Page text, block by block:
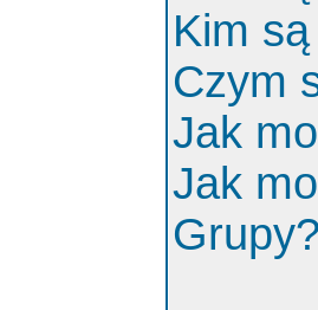
Kim
Czym
Jak
Jak